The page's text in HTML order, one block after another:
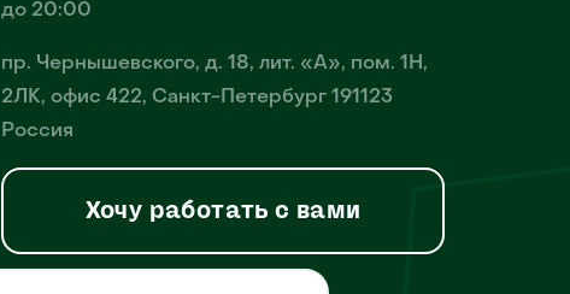
до 20:00
пр. Чернышевского, д. 18, лит. «А», пом. 1Н,
2ЛК, офис 422, Санкт-Петербург 191123
Россия
Хочу работать с вами